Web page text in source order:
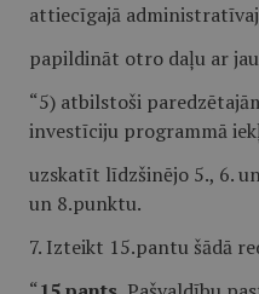
attiecīgajā
papildināt otro daļu ar
“5) atbilstoši
investīciju programmā
uzskatīt līdzšinējo 5., 6.
un 8.punktu.
7. Izteikt 15.pantu šādā